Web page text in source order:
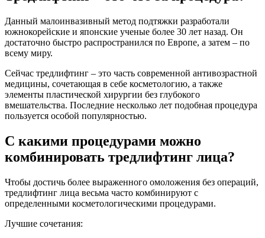
Данный малоинвазивный метод подтяжки разработали
южнокорейские и японские ученые более 30 лет назад. Он
достаточно быстро распространился по Европе, а затем – по
всему миру.
Сейчас тредлифтинг – это часть современной антивозрастной
медицины, сочетающая в себе косметологию, а также
элементы пластической хирургии без глубокого
вмешательства. Последние несколько лет подобная процедура
пользуется особой популярностью.
С какими процедурами можно
комбинировать тредлифтинг лица?
Чтобы достичь более выраженного омоложения без операций,
тредлифтинг лица весьма часто комбинируют с
определенными косметологическими процедурами.
Лучшие сочетания: